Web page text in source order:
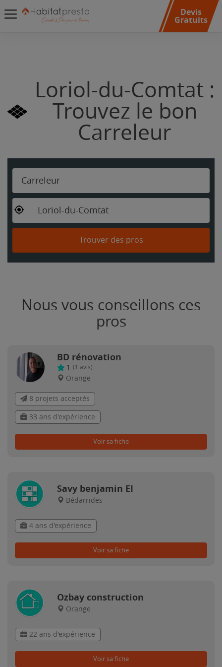
Devis
Gratuits
Loriol-du-Comtat :
Trouvez le bon
Carreleur
Carreleur
Loriol-du-Comtat
Trouver des pros
Nous vous conseillons ces
pros
BD rénovation
1 (1 avis)
Orange
8 projets acceptés
33 ans d'expérience
Voir sa fiche
Savy benjamin EI
Bédarrides
4 ans d'expérience
Voir sa fiche
Ozbay construction
Orange
22 ans d'expérience
Voir sa fiche